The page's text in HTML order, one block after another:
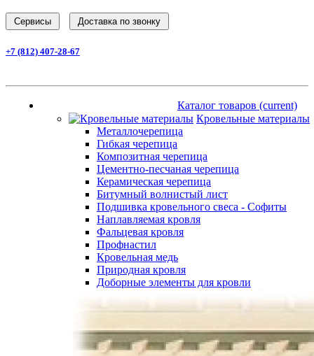
Cервисы Доставка по звонку
+7 (812) 407-28-67
Каталог товаров (current)
Кровельные материалы
Металлочерепица
Гибкая черепица
Композитная черепица
Цементно-песчаная черепица
Керамическая черепица
Битумный волнистый лист
Подшивка кровельного свеса - Софиты
Наплавляемая кровля
Фальцевая кровля
Профнастил
Кровельная медь
Природная кровля
Доборные элементы для кровли